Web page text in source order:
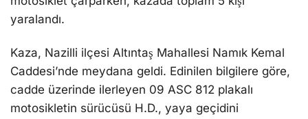
yaralandı.
Kaza, Nazilli ilçesi Altıntaş Mahallesi Namık Kemal
Caddesi’nde meydana geldi. Edinilen bilgilere göre,
cadde üzerinde ilerleyen 09 ASC 812 plakalı
motosikletin sürücüsü H.D., yaya geçidini